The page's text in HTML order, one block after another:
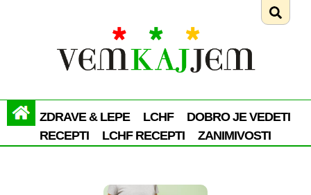
ZDRAVE & LEPE LCHF
DOBRO JE VEDETI
RECEPTI
LCHF RECEPTI ZANIMIVOSTI